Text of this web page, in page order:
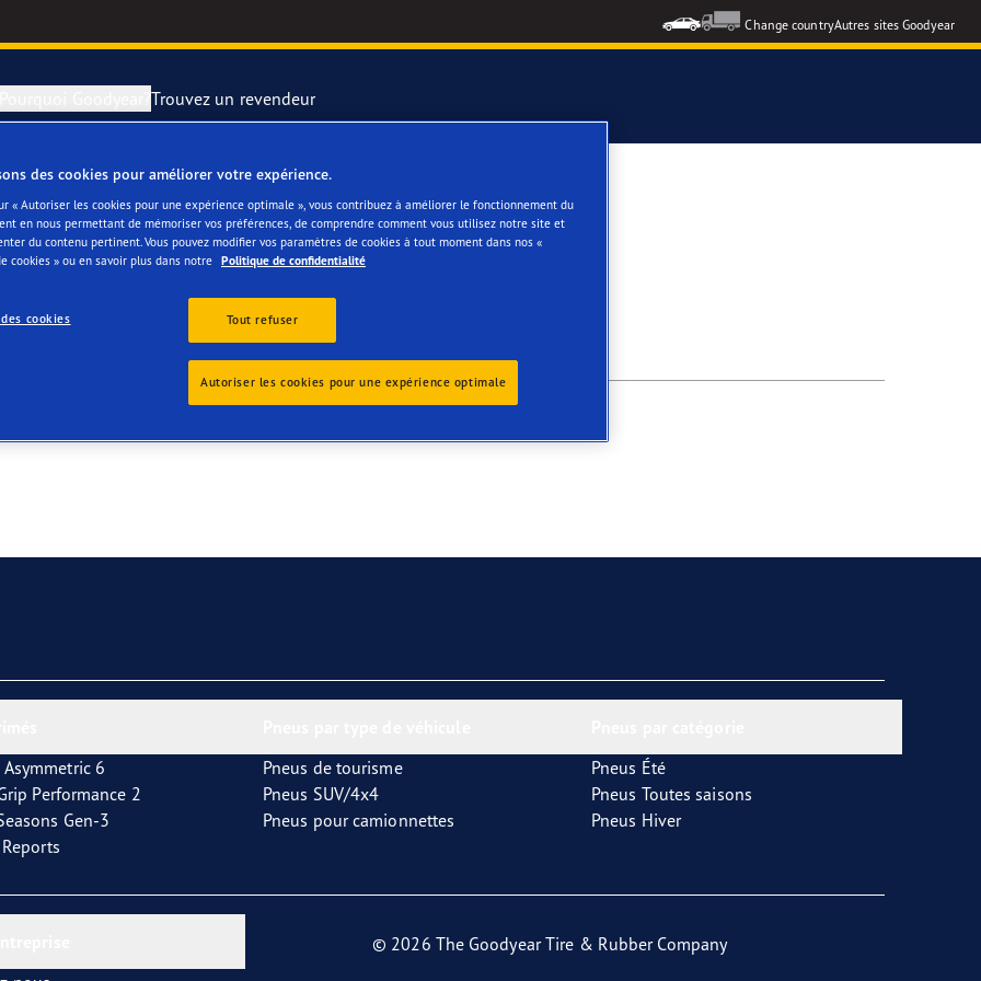
Change countryAutres sites Goodyear
Pourquoi Goodyear?
F1 SuperSport
Performance 2
4Seasons GEN-3
Trouvez un revendeur
BENZ OOSTENDE
Asymmetric 6
Performance 2
Gen-3
Pneus de tourisme
Pneus SUV/4x4
Pneus pour camionnettes
Pneus Été
Pneus Toutes saisons
Pneus Hiver
© 2026 The Goodyear Tire & Rubber Company
des cookies pour améliorer votre expérience.
« Autoriser les cookies pour une expérience optimale », vous contribuez à améliorer le fonctionnement du
en nous permettant de mémoriser vos préférences, de comprendre comment vous utilisez notre site et
du contenu pertinent. Vous pouvez modifier vos paramètres de cookies à tout moment dans nos «
cookies » ou en savoir plus dans notre Politique de confidentialité
cookies Tout refuser
Autoriser les cookies pour une expérience optimale